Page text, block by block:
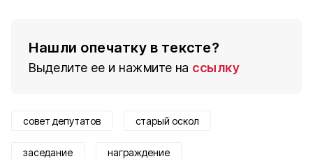
Нашли опечатку в тексте?
Выделите ее и нажмите на ссылку
совет депутатов старый оскол
заседание награждение